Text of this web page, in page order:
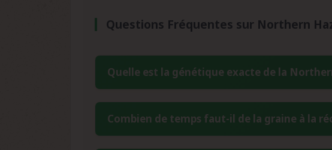
Questions Fréquentes sur Northern
Quelle est la génétique exacte de la
unique intègre les caractéristiques Indica de la
Combien de temps faut-il de la graine à la